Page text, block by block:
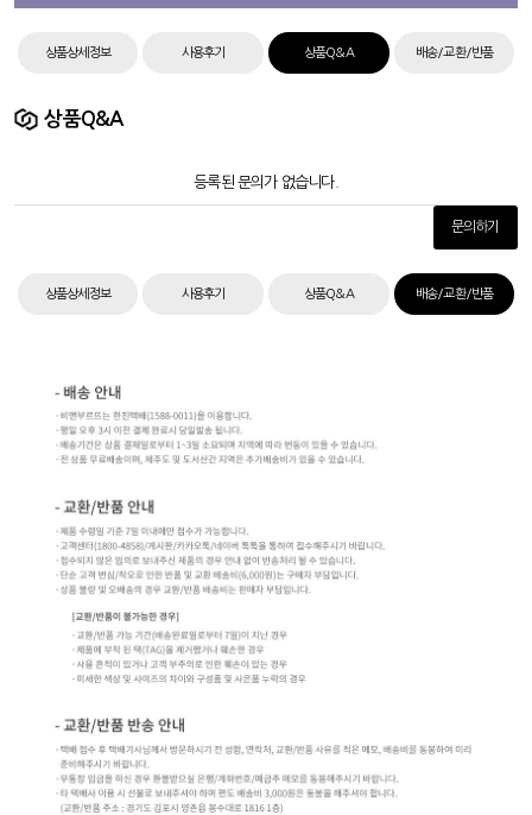
상품상세정보 사용후기 상품Q&A 배송/교환/반품
상품Q&A
등록된 문의가 없습니다.
문의하기
상품상세정보 사용후기 상품Q&A 배송/교환/반품